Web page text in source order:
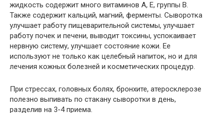
жидкость содержит много витаминов А, Е, группы В.
Также содержит кальций, магний, ферменты. Сыворотка
улучшает работу пищеварительной системы, улучшает
работу почек и печени, выводит токсины, успокаивает
нервную систему, улучшает состояние кожи. Ее
используют не только как целебный напиток, но и для
лечения кожных болезней и косметических процедур.
При стрессах, головных болях, бронхите, атеросклерозе
полезно выпивать по стакану сыворотки в день,
разделив на 3-4 приема.